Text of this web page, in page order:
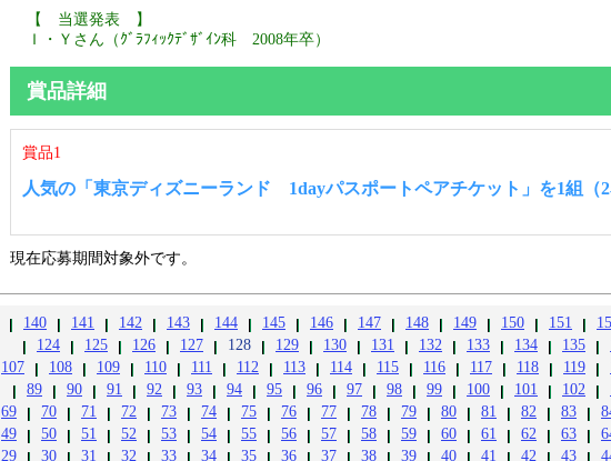
【 当選発表 】
Ｉ・Ｙさん（ｸﾞﾗﾌｨｯｸﾃﾞｻﾞｲﾝ科 2008年卒）
賞品詳細
賞品1
人気の「東京ディズニーランド 1dayパスポートペアチケット」を1組（2
現在応募期間対象外です。
151
150
149
148
147
146
145
144
143
142
141
140
135
134
133
132
131
130
129
128
127
126
125
124
119
118
117
116
115
114
113
112
111
110
109
108
107
102
101
100
99
98
97
96
95
94
93
92
91
90
89
83
82
81
80
79
78
77
76
75
74
73
72
71
70
69
63
62
61
60
59
58
57
56
55
54
53
52
51
50
49
43
42
41
40
39
38
37
36
35
34
33
32
31
30
29